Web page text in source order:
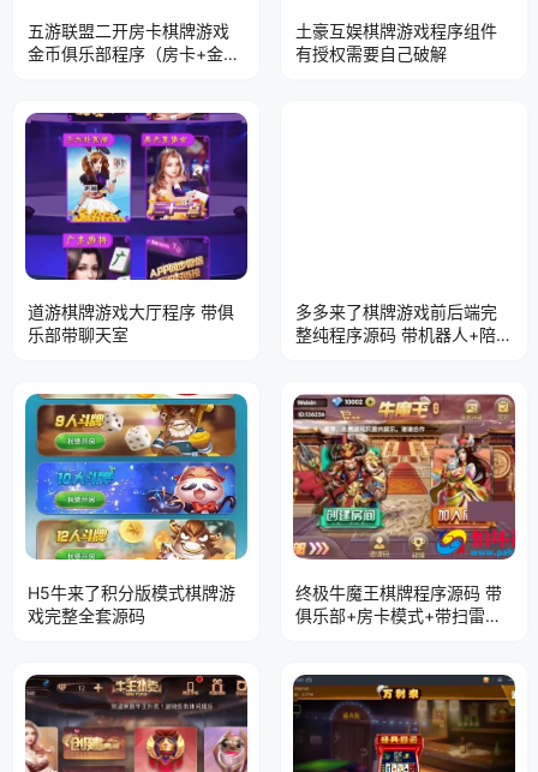
五游联盟二开房卡棋牌游戏
金币俱乐部程序（房卡+金币
土豪互娱棋牌游戏程序组件
有授权需要自己破解
道游棋牌游戏大厅程序 带俱
乐部带聊天室
多多来了棋牌游戏前后端完
整纯程序源码 带机器人+陪玩
H5牛来了积分版模式棋牌游
戏完整全套源码
终极牛魔王棋牌程序源码 带
俱乐部+房卡模式+带扫雷模